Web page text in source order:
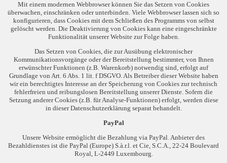
Mit einem modernen Webbrowser können Sie das Setzen von Cookies
überwachen, einschränken oder unterbinden. Viele Webbrowser lassen sich so
konfigurieren, dass Cookies mit dem Schließen des Programms von selbst
gelöscht werden. Die Deaktivierung von Cookies kann eine eingeschränkte
Funktionalität unserer Website zur Folge haben.
Das Setzen von Cookies, die zur Ausübung elektronischer
Kommunikationsvorgänge oder der Bereitstellung bestimmter, von Ihnen
erwünschter Funktionen (z.B. Warenkorb) notwendig sind, erfolgt auf
Grundlage von Art. 6 Abs. 1 lit. f DSGVO. Als Betreiber dieser Website haben
wir ein berechtigtes Interesse an der Speicherung von Cookies zur technisch
fehlerfreien und reibungslosen Bereitstellung unserer Dienste. Sofern die
Setzung anderer Cookies (z.B. für Analyse-Funktionen) erfolgt, werden diese
in dieser Datenschutzerklärung separat behandelt.
PayPal
Unsere Website ermöglicht die Bezahlung via PayPal. Anbieter des
Bezahldienstes ist die PayPal (Europe) S.à.r.l. et Cie, S.C.A., 22-24 Boulevard
Royal, L-2449 Luxembourg.